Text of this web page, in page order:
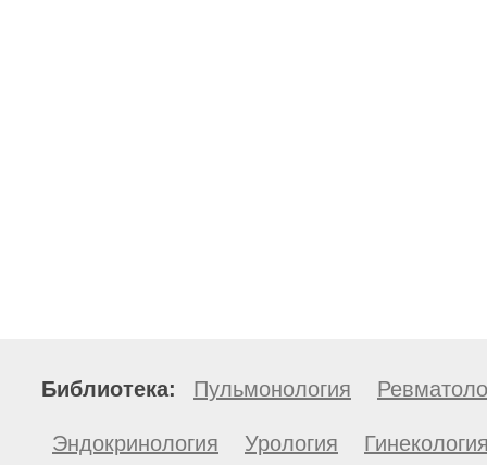
Библиотека: Пульмонология
Эндокринология Урология